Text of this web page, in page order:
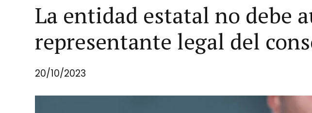
La entidad estatal no debe
representante legal del
20/10/2023